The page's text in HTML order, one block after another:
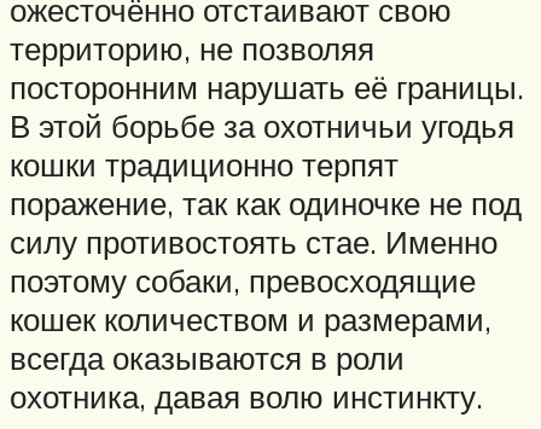
ожесточённо отстаивают свою
территорию, не позволяя
посторонним нарушать её границы.
В этой борьбе за охотничьи угодья
кошки традиционно терпят
поражение, так как одиночке не под
силу противостоять стае. Именно
поэтому собаки, превосходящие
кошек количеством и размерами,
всегда оказываются в роли
охотника, давая волю инстинкту.